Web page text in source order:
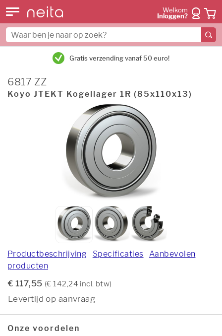
Welkom
Inloggen?
Gratis verzending vanaf 50 euro!
6817 ZZ
Koyo JTEKT Kogellager 1R (85x110x13)
Productbeschrijving Specificaties
Aanbevolen
producten
€ 117,55 (€ 142,24 incl. btw)
Levertijd op aanvraag
Onze voordelen